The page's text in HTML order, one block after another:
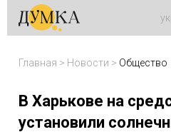
Главная > Новости > Общество
В Харькове на
установили